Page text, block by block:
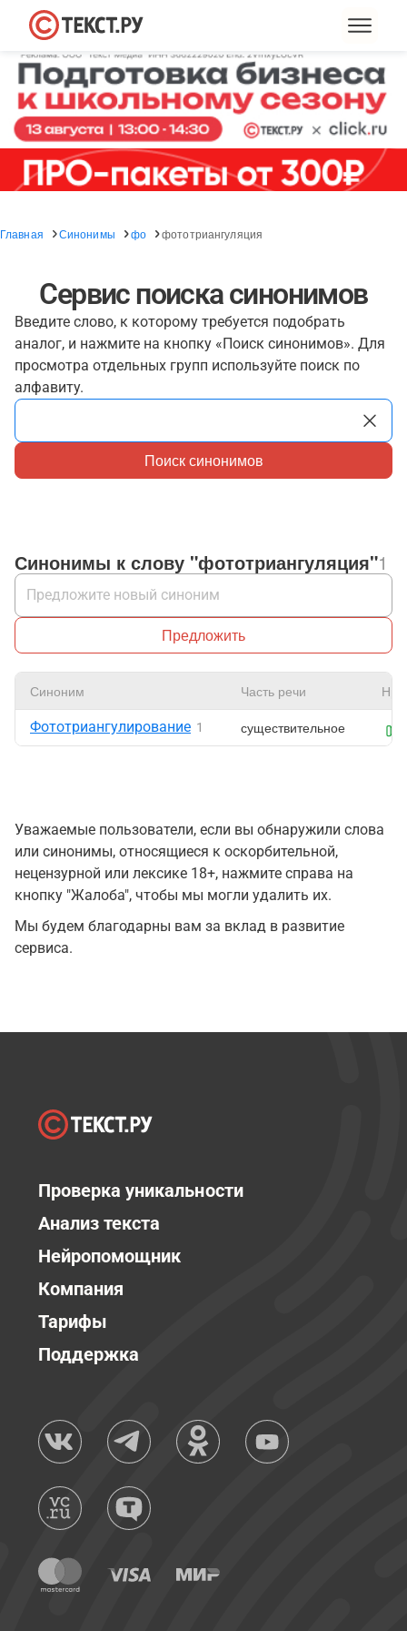
Главная Синонимы фо фототриангуляция
Сервис поиска синонимов
Введите слово, к которому требуется подобрать
аналог, и нажмите на кнопку «Поиск синонимов». Для
просмотра отдельных групп используйте поиск по
алфавиту.
Поиск синонимов
Синонимы к слову "фототриангуляция"1
Предложить
Синоним Часть речи
Фототриангулирование 1 существительное
Уважаемые пользователи, если вы обнаружили слова
или синонимы, относящиеся к оскорбительной,
нецензурной или лексике 18+, нажмите справа на
кнопку "Жалоба", чтобы мы могли удалить их.
Мы будем благодарны вам за вклад в развитие
сервиса.
Проверка уникальности
Анализ текста
Нейропомощник
Компания
Тарифы
Поддержка